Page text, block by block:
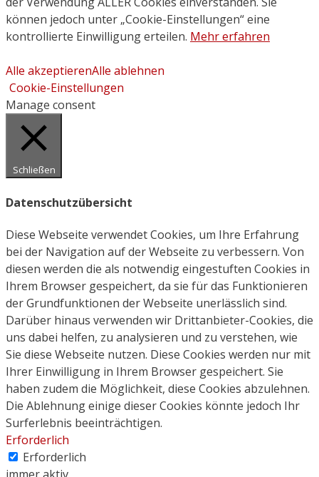
können jedoch unter „Cookie-Einstellungen“ eine
kontrollierte Einwilligung erteilen. Mehr erfahren
Alle akzeptierenAlle ablehnen
Cookie-Einstellungen
Manage consent
Schließen
Datenschutzübersicht
Diese Webseite verwendet Cookies, um Ihre Erfahrung
bei der Navigation auf der Webseite zu verbessern. Von
diesen werden die als notwendig eingestuften Cookies in
Ihrem Browser gespeichert, da sie für das Funktionieren
der Grundfunktionen der Webseite unerlässlich sind.
Darüber hinaus verwenden wir Drittanbieter-Cookies, die
uns dabei helfen, zu analysieren und zu verstehen, wie
Sie diese Webseite nutzen. Diese Cookies werden nur mit
Ihrer Einwilligung in Ihrem Browser gespeichert. Sie
haben zudem die Möglichkeit, diese Cookies abzulehnen.
Die Ablehnung einige dieser Cookies könnte jedoch Ihr
Surferlebnis beeinträchtigen.
Erforderlich
Erforderlich